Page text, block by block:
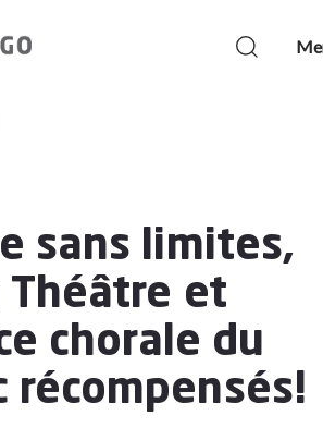
sans limites,
Théâtre et
chorale du
récompensés!